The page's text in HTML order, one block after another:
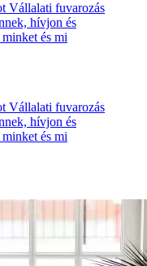
Vállalati fuvarozás
hívjon és
és mi
Vállalati fuvarozás
hívjon és
és mi